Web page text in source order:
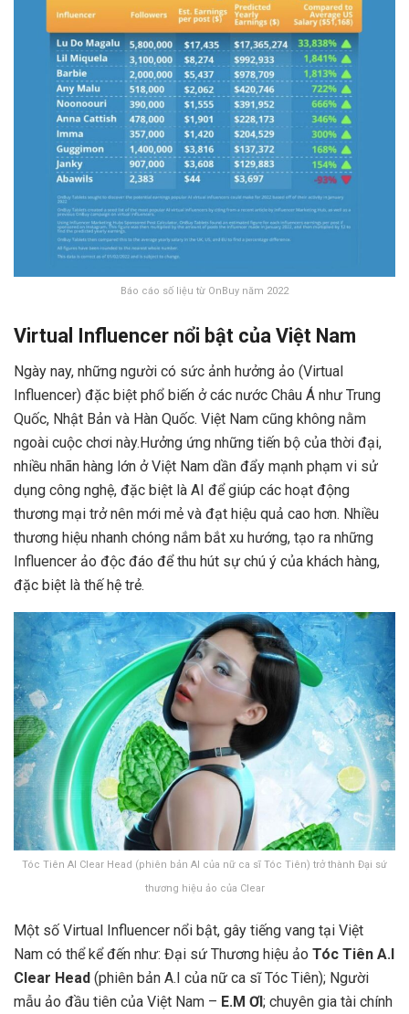
Báo cáo số liệu từ OnBuy năm 2022
Virtual Influencer nổi bật của Việt Nam
Ngày nay, những người có sức ảnh hưởng ảo (Virtual
Influencer) đặc biệt phổ biến ở các nước Châu Á như Trung
Quốc, Nhật Bản và Hàn Quốc. Việt Nam cũng không nằm
ngoài cuộc chơi này.Hưởng ứng những tiến bộ của thời đại,
nhiều nhãn hàng lớn ở Việt Nam dần đẩy mạnh phạm vi sử
dụng công nghệ, đặc biệt là AI để giúp các hoạt động
thương mại trở nên mới mẻ và đạt hiệu quả cao hơn. Nhiều
thương hiệu nhanh chóng nắm bắt xu hướng, tạo ra những
Influencer ảo độc đáo để thu hút sự chú ý của khách hàng,
đặc biệt là thế hệ trẻ.
Tóc Tiên AI Clear Head (phiên bản AI của nữ ca sĩ Tóc Tiên) trở thành Đại sứ
thương hiệu ảo của Clear
Một số Virtual Influencer nổi bật, gây tiếng vang tại Việt
Nam có thể kể đến như: Đại sứ Thương hiệu ảo Tóc Tiên A.I
Clear Head (phiên bản A.I của nữ ca sĩ Tóc Tiên); Người
mẫu ảo đầu tiên của Việt Nam – E.M ƠI; chuyên gia tài chính